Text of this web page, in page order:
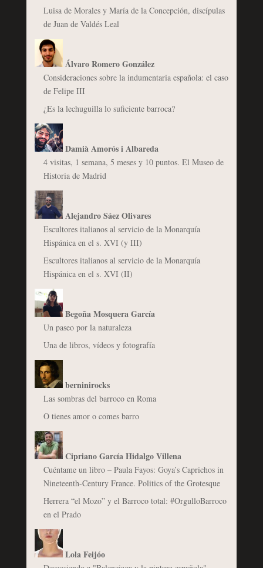
Luisa de Morales y María de la Concepción, discípulas
de Juan de Valdés Leal
Álvaro Romero González
Consideraciones sobre la indumentaria española: el caso
de Felipe III
¿Es la lechuguilla lo suficiente barroca?
Damià Amorós i Albareda
4 visitas, 1 semana, 5 meses y 10 puntos. El Museo de
Historia de Madrid
Alejandro Sáez Olivares
Escultores italianos al servicio de la Monarquía
Hispánica en el s. XVI (y III)
Escultores italianos al servicio de la Monarquía
Hispánica en el s. XVI (II)
Begoña Mosquera García
Un paseo por la naturaleza
Una de libros, vídeos y fotografía
berninirocks
Las sombras del barroco en Roma
O tienes amor o comes barro
Cipriano García Hidalgo Villena
Cuéntame un libro – Paula Fayos: Goya’s Caprichos in
Nineteenth-Century France. Politics of the Grotesque
Herrera “el Mozo” y el Barroco total: #OrgulloBarroco
en el Prado
Lola Feijóo